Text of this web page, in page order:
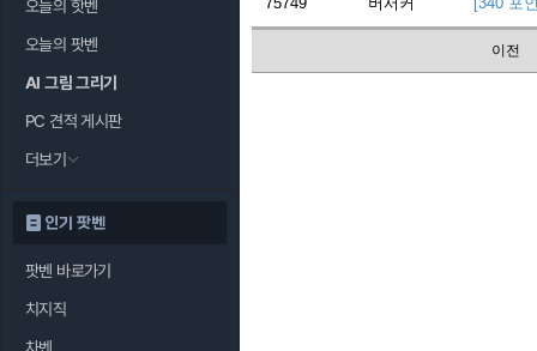
오늘의 핫벤
오늘의 팟벤
AI 그림 그리기
PC 견적 게시판
더보기
인기 팟벤
팟벤 바로가기
치지직
이전